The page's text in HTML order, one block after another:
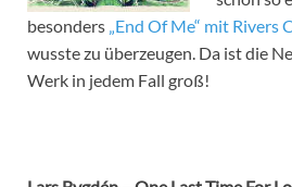
besonders „End Of Me“ mit Rivers
wusste zu überzeugen. Da ist die
Werk in jedem Fall groß!